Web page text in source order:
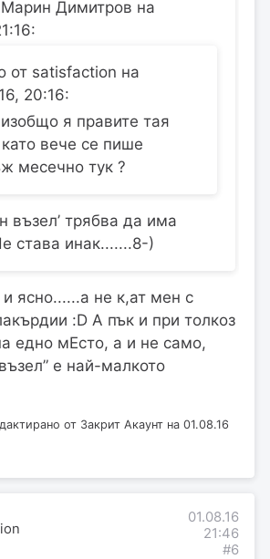
Марин Димитров на
от satisfaction на
20:16:
я правите тая
вече се пише
месечно тук ?
възел’ трябва да има
става инак.......8-)
ясно......а не к,ат мен с
:D А пък и при толкоз
едно мЕсто, а и не само,
е най-малкото
от Закрит Акаунт на 01.08.16
01.08.16
21:46
#6